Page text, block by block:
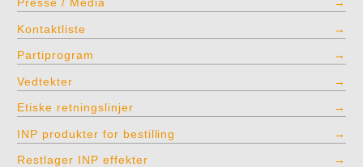
Kontaktliste
Partiprogram
Vedtekter
Etiske retningslinjer
INP produkter for bestilling
Restlager INP effekter